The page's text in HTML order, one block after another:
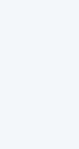
Die
USA, z.B. dass man
gerät). Die
auch nicht ohne
braucht